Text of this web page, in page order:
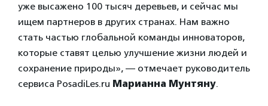
уже высажено 100 тысяч деревьев, и сейчас мы
ищем партнеров в других странах. Нам важно
стать частью глобальной команды инноваторов,
которые ставят целью улучшение жизни людей и
сохранение природы», — отмечает руководитель
сервиса PosadiLes.ru Марианна Мунтяну.